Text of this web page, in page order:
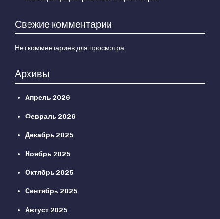
Свежие комментарии
Нет комментариев для просмотра.
Архивы
Апрель 2026
Февраль 2026
Декабрь 2025
Ноябрь 2025
Октябрь 2025
Сентябрь 2025
Август 2025